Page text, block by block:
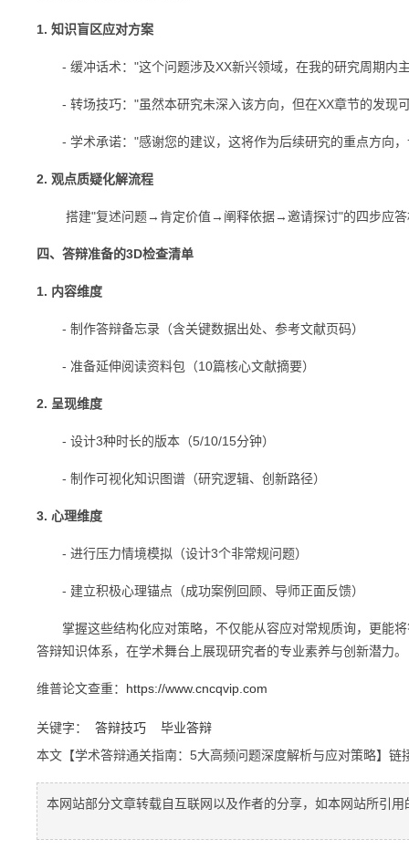
1. 知识盲区应对方案
- 缓冲话术："这个问题涉及XX新兴领域，在我的研究周期内
- 转场技巧："虽然本研究未深入该方向，但在XX章节的发现
- 学术承诺："感谢您的建议，这将作为后续研究的重点方向，
2. 观点质疑化解流程
搭建"复述问题→肯定价值→阐释依据→邀请探讨"的四步应答
四、答辩准备的3D检查清单
1. 内容维度
- 制作答辩备忘录（含关键数据出处、参考文献页码）
- 准备延伸阅读资料包（10篇核心文献摘要）
2. 呈现维度
- 设计3种时长的版本（5/10/15分钟）
- 制作可视化知识图谱（研究逻辑、创新路径）
3. 心理维度
- 进行压力情境模拟（设计3个非常规问题）
- 建立积极心理锚点（成功案例回顾、导师正面反馈）
掌握这些结构化应对策略，不仅能从容应对常规质询，更能将
答辩知识体系，在学术舞台上展现研究者的专业素养与创新潜力。
维普论文查重： https://www.cncqvip.com
关键字： 答辩技巧
毕业答辩
本文【学术答辩通关指南：5大高频问题深度解析与应对策略】链
本网站部分文章转载自互联网以及作者的分享，如本网站所引